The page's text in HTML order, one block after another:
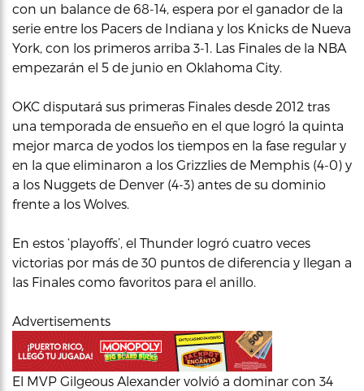
con un balance de 68-14, espera por el ganador de la
serie entre los Pacers de Indiana y los Knicks de Nueva
York, con los primeros arriba 3-1. Las Finales de la NBA
empezarán el 5 de junio en Oklahoma City.
OKC disputará sus primeras Finales desde 2012 tras
una temporada de ensueño en el que logró la quinta
mejor marca de yodos los tiempos en la fase regular y
en la que eliminaron a los Grizzlies de Memphis (4-0) y
a los Nuggets de Denver (4-3) antes de su dominio
frente a los Wolves.
En estos ‘playoffs’, el Thunder logró cuatro veces
victorias por más de 30 puntos de diferencia y llegan a
las Finales como favoritos para el anillo.
Advertisements
El MVP Gilgeous Alexander volvió a dominar con 34